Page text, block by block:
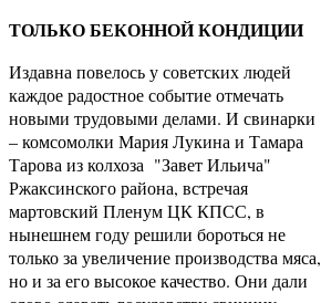
ТОЛЬКО БЕКОННОЙ КОНДИЦИИ
Издавна повелось у советских людей
каждое радостное событие отмечать
новыми трудовыми делами. И свинарки
– комсомолки Мария Лукина и Тамара
Тарова из колхоза "Завет Ильича"
Ржаксинского района, встречая
мартовский Пленум ЦК КПСС, в
нынешнем году решили бороться не
только за увеличение производства мяса,
но и за его высокое качество. Они дали